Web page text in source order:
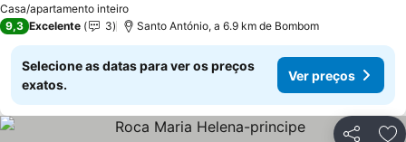
Casa/apartamento inteiro
9,3 Excelente 3 Santo António, a 6.9 km de Bombom
Selecione as datas para ver os preços
exatos.
Ver preços